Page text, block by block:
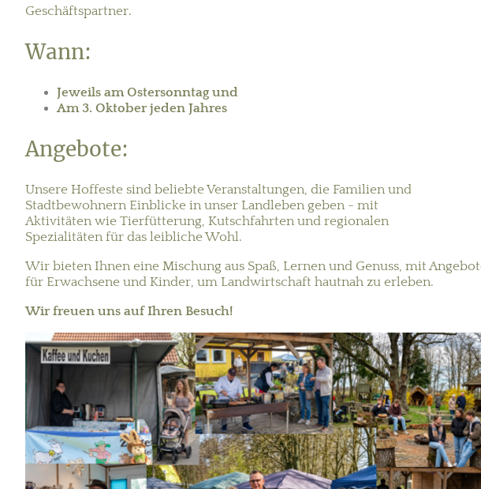
Geschäftspartner.
Wann:
Jeweils am Ostersonntag und
Am 3. Oktober jeden Jahres
Angebote:
Unsere Hoffeste sind beliebte Veranstaltungen, die Familien und
Stadtbewohnern Einblicke in unser Landleben geben - mit
Aktivitäten wie Tierfütterung, Kutschfahrten und regionalen
Spezialitäten für das leibliche Wohl.
Wir bieten Ihnen eine Mischung aus Spaß, Lernen und Genuss, mit
für Erwachsene und Kinder, um Landwirtschaft hautnah zu erleben.
Wir freuen uns auf Ihren Besuch!